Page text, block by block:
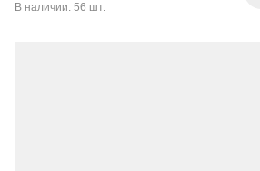
В наличии: 56 шт.